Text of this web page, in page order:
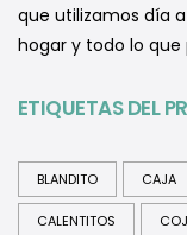
que utilizamos día
hogar y todo lo que
ETIQUETAS DEL
BLANDITO CAJA
CALENTITOS